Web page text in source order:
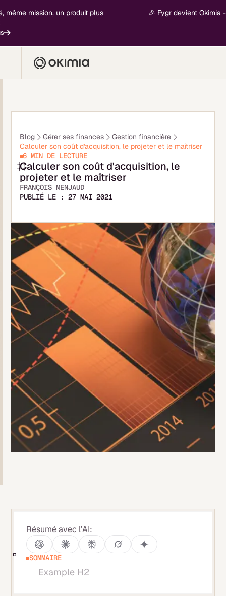
mission, un produit plus 🎉 Fygr devient Okimia -
Blog Gérer ses finances
Gestion financière
Calculer son coût d'acquisition, le projeter et le maîtriser
6 MIN DE LECTURE
Calculer son coût d'acquisition, le
projeter et le maîtriser
FRANÇOIS MENJAUD
PUBLIÉ LE :27 MAI 2021
Résumé avec l’AI:
SOMMAIRE
Example H2